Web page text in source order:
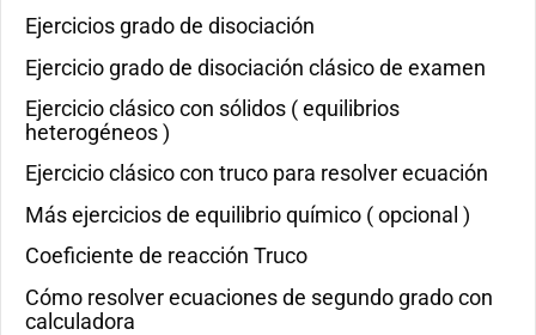
Ejercicios grado de disociación
Ejercicio grado de disociación clásico de examen
Ejercicio clásico con sólidos ( equilibrios
heterogéneos )
Ejercicio clásico con truco para resolver ecuación
Más ejercicios de equilibrio químico ( opcional )
Coeficiente de reacción Truco
Cómo resolver ecuaciones de segundo grado con
calculadora